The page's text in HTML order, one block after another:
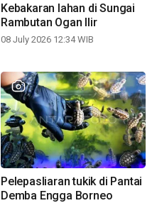
Kebakaran lahan di Sungai
Rambutan Ogan Ilir
08 July 2026 12:34 WIB
Pelepasliaran tukik di Pantai
Demba Engga Borneo